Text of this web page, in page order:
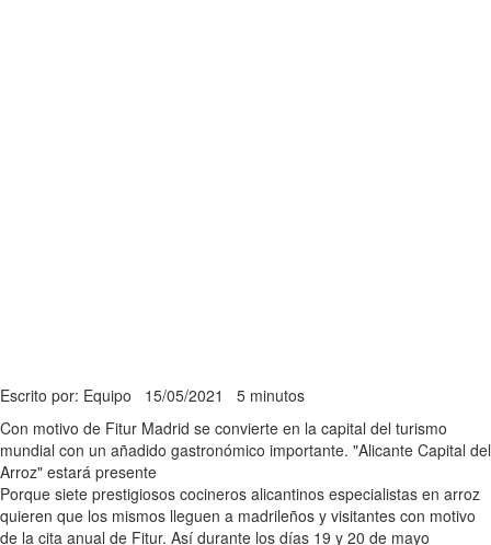
Escrito por: Equipo 15/05/2021 5 minutos
Con motivo de Fitur Madrid se convierte en la capital del turismo
mundial con un añadido gastronómico importante. "Alicante Capital del
Arroz" estará presente
Porque siete prestigiosos cocineros alicantinos especialistas en arroz
quieren que los mismos lleguen a madrileños y visitantes con motivo
de la cita anual de Fitur. Así durante los días 19 y 20 de mayo